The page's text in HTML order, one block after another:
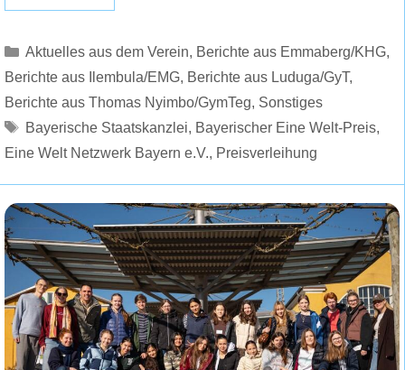
Kategorien
Aktuelles aus dem Verein, Berichte aus Emmaberg/KHG,
Berichte aus Ilembula/EMG, Berichte aus Luduga/GyT,
Berichte aus Thomas Nyimbo/GymTeg, Sonstiges
Schlagwörter
Bayerische Staatskanzlei, Bayerischer Eine Welt-Preis,
Eine Welt Netzwerk Bayern e.V., Preisverleihung